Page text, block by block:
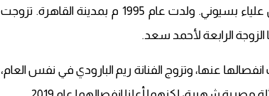
زوجة المطرب أحمد سعد هي مصممة الأزياء وخبيرة التجميل علياء بسيوني. ولدت عام 1995 م بمدينة القاهرة. تزوجت
عنها، وتزوج الفنانة ريم البارودي في نفس العام،